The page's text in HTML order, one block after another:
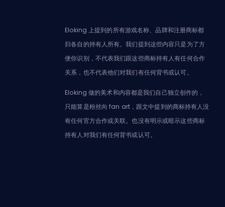
Eloking 上提到的所有游戏名称、品牌和注册商标都
归各自的持有人所有。我们提到这些内容只是为了方
便你识别，不代表我们跟这些商标持有人有任何合作
关系，也不代表他们对我们有任何背书或认可。
Eloking 做的美术和内容都是我们自己独立创作的，
只能算是粉丝向 fan art，跟文中提到的商标持有人没
有任何官方合作或关联。也没有明示或暗示这些商标
持有人对我们有任何背书或认可。